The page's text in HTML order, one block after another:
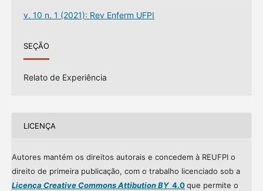
v. 10 n. 1 (2021): Rev Enferm UFPI
SEÇÃO
Relato de Experiência
LICENÇA
Autores mantém os direitos autorais e concedem à REUFPI o
direito de primeira publicação, com o trabalho licenciado sob a
Licença Creative Commons Attibution BY4.0que permite o